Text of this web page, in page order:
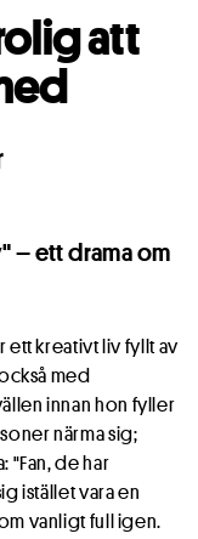
att
– ett drama om
ett kreativt liv fyllt av
med
innan hon fyller
närma sig;
"Fan, de har
istället vara en
vanligt full igen.